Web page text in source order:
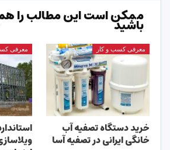
ممکن است این مطالب را
باشید
معرفی کسب و کار
خرید دستگاه تصفیه آب
خانگی ایرانی در تصفیه آسا
معرفی